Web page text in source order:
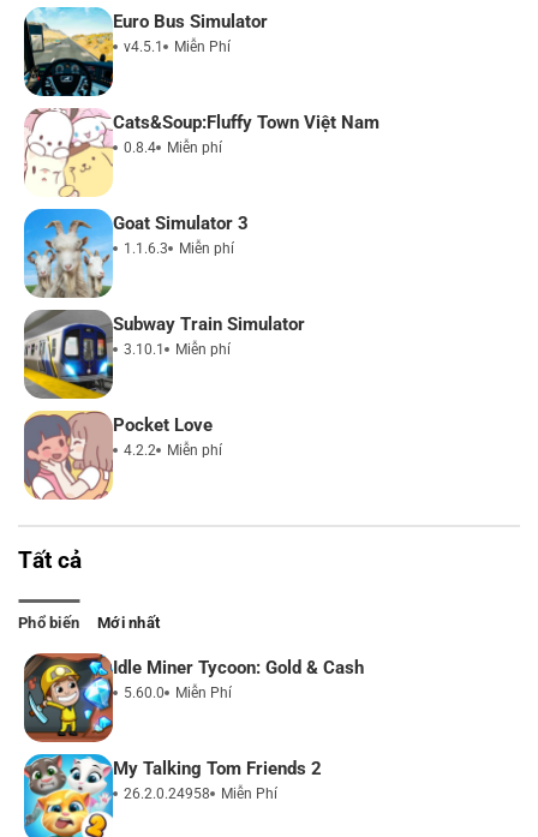
Euro Bus Simulator
v4.5.1 Miễn Phí
Cats&Soup:Fluffy Town Việt Nam
0.8.4 Miễn phí
Goat Simulator 3
1.1.6.3 Miễn phí
Subway Train Simulator
3.10.1 Miễn phí
Pocket Love
4.2.2 Miễn phí
Tất cả
Phổ biến Mới nhất
Idle Miner Tycoon: Gold & Cash
5.60.0 Miễn Phí
My Talking Tom Friends 2
26.2.0.24958 Miễn Phí